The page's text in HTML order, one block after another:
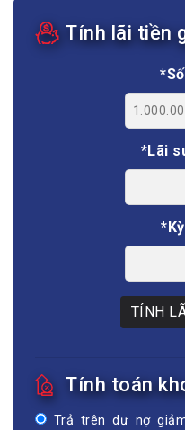
Tính lãi tiền
*Lãi
TÍNH
Tính toán
Trả trên dư nợ